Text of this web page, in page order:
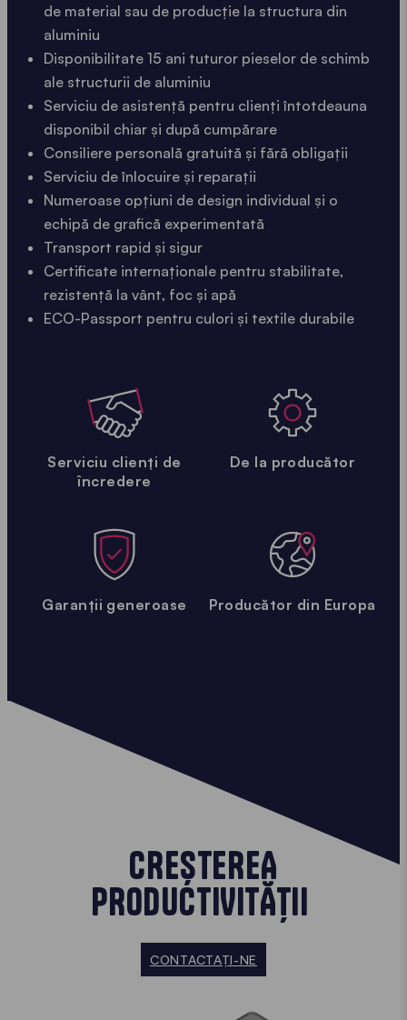
de material sau de producție la structura din
aluminiu
Disponibilitate 15 ani tuturor pieselor de schimb
ale structurii de aluminiu
Serviciu de asistență pentru clienți întotdeauna
disponibil chiar și după cumpărare
Consiliere personală gratuită și fără obligații
Serviciu de înlocuire și reparații
Numeroase opțiuni de design individual și o
echipă de grafică experimentată
Transport rapid și sigur
Certificate internaționale pentru stabilitate,
rezistență la vânt, foc și apă
ECO-Passport pentru culori și textile durabile
Serviciu clienți de
încredere
De la producător
Garanții generoase Producător din Europa
CREȘTEREA
PRODUCTIVITĂȚII
CONTACTAȚI-NE